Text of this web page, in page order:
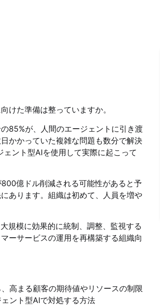
けた準備は整っていますか。
85%が、人間のエージェントに引き渡
かかっていた複雑な問題も数分で解決
ント型AIを使用して実際に起こって
億ドル削減される可能性があると予
あります。組織は初めて、人員を増や
規模に効果的に統制、調整、監視する
ーサービスの運用を再構築する組織向
高まる顧客の期待値やリソースの制限
ント型AIで対処する方法